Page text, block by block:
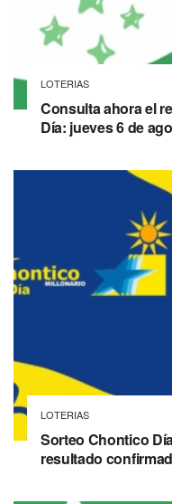
LOTERIAS
Consulta ahora el
Día: jueves 6 de
LOTERIAS
Sorteo Chontico
resultado